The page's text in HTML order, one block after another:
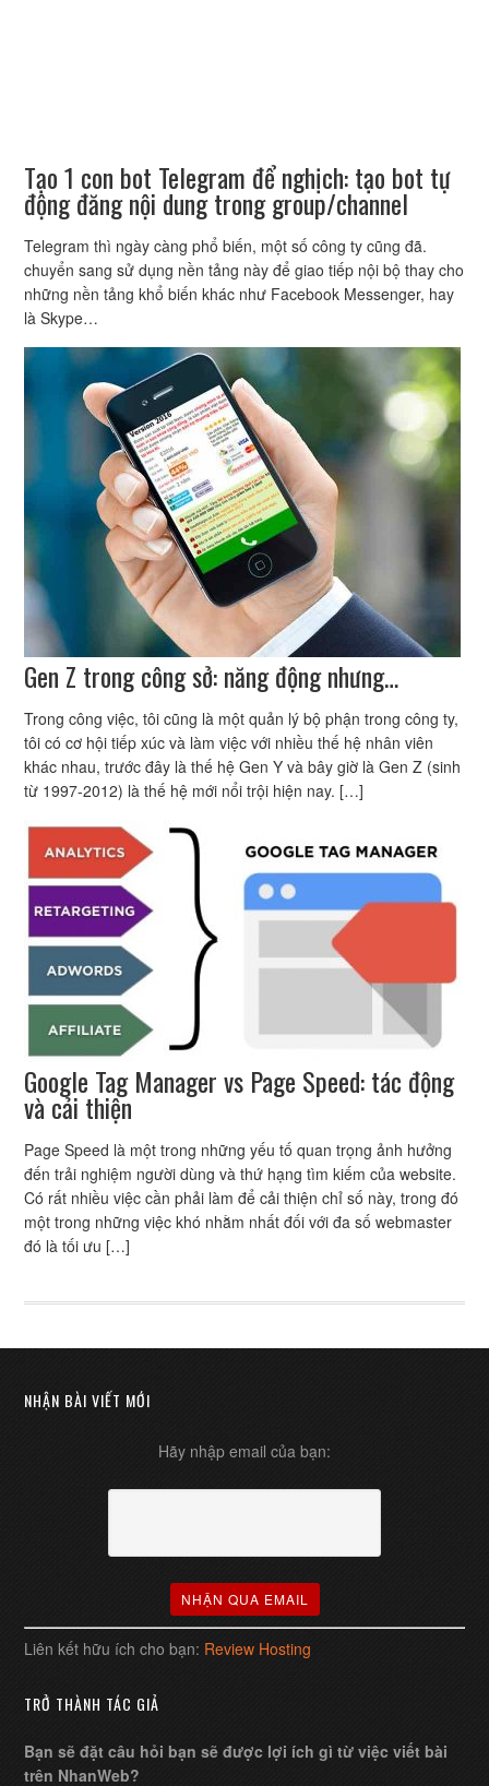
Tạo 1 con bot Telegram để nghịch: tạo bot tự
động đăng nội dung trong group/channel
Telegram thì ngày càng phổ biến, một số công ty cũng đã.
chuyển sang sử dụng nền tảng này để giao tiếp nội bộ thay cho
những nền tảng khổ biến khác như Facebook Messenger, hay
là Skype…
Gen Z trong công sở: năng động nhưng…
Trong công việc, tôi cũng là một quản lý bộ phận trong công ty,
tôi có cơ hội tiếp xúc và làm việc với nhiều thế hệ nhân viên
khác nhau, trước đây là thế hệ Gen Y và bây giờ là Gen Z (sinh
từ 1997-2012) là thế hệ mới nổi trội hiện nay. […]
Google Tag Manager vs Page Speed: tác động
và cải thiện
Page Speed là một trong những yếu tố quan trọng ảnh hưởng
đến trải nghiệm người dùng và thứ hạng tìm kiếm của website.
Có rất nhiều việc cần phải làm để cải thiện chỉ số này, trong đó
một trong những việc khó nhằm nhất đối với đa số webmaster
đó là tối ưu […]
NHẬN BÀI VIẾT MỚI
Hãy nhập email của bạn:
Liên kết hữu ích cho bạn: Review Hosting
TRỞ THÀNH TÁC GIẢ
Bạn sẽ đặt câu hỏi bạn sẽ được lợi ích gì từ việc viết bài
trên NhanWeb?